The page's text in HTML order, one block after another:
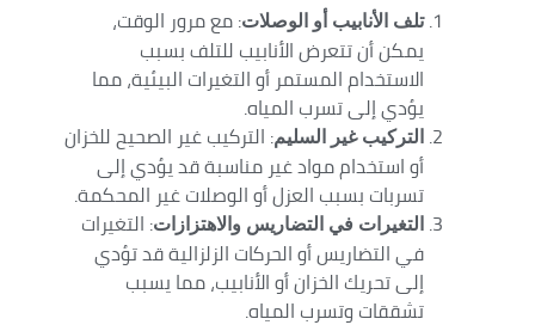
تلف الأنابيب أو الوصلات: مع مرور الوقت،
يمكن أن تتعرض الأنابيب للتلف بسبب
الاستخدام المستمر أو التغيرات البيئية، مما
يؤدي إلى تسرب المياه.
التركيب غير السليم: التركيب غير الصحيح للخزان
أو استخدام مواد غير مناسبة قد يؤدي إلى
تسربات بسبب العزل أو الوصلات غير المحكمة.
التغيرات في التضاريس والاهتزازات: التغيرات
في التضاريس أو الحركات الزلزالية قد تؤدي
إلى تحريك الخزان أو الأنابيب، مما يسبب
تشققات وتسرب المياه.